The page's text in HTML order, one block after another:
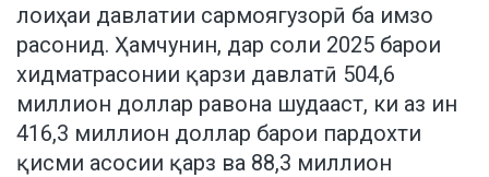
лоиҳаи давлатии сармоягузорӣ ба имзо
расонид. Ҳамчунин, дар соли 2025 барои
хидматрасонии қарзи давлатӣ 504,6
миллион доллар равона шудааст, ки аз ин
416,3 миллион доллар барои пардохти
қисми асосии қарз ва 88,3 миллион